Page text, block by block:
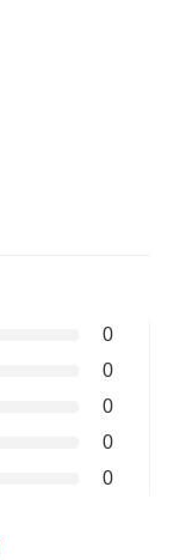
0
0
0
0
0